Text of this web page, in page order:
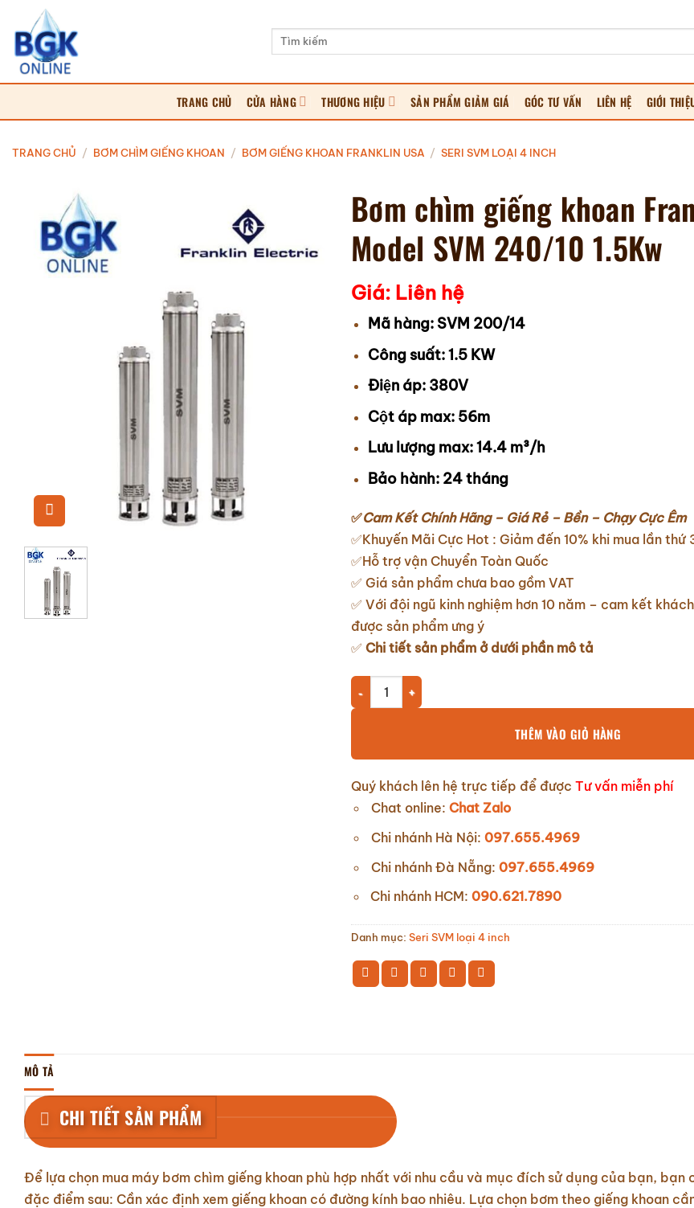
qua
nội
dung
Tìm
TRANG CHỦ CỬA HÀNG THƯƠNG HIỆU SẢN PHẨM GIẢM GIÁ GÓC TƯ VẤN LIÊN HỆ GIỚI
TRANG CHỦ / BƠM CHÌM GIẾNG KHOAN / BƠM GIẾNG KHOAN FRANKLIN USA / SERI SVM LOẠI 4 INCH
Bơm chìm giếng khoan
Model SVM 240/10 1.5Kw
Giá: Liên hệ
Mã hàng: SVM 200/14
Công suất: 1.5 KW
Điện áp: 380V
Cột áp max: 56m
Lưu lượng max: 14.4 m³/h
Bảo hành: 24 tháng
✅Cam Kết Chính Hãng – Giá Rẻ – Bền – Chạy Cực Êm
✅Khuyến Mãi Cực Hot : Giảm đến 10% khi mua lần thứ
✅Hỗ trợ vận Chuyển Toàn Quốc
✅ Giá sản phẩm chưa bao gồm VAT
✅ Với đội ngũ kinh nghiệm hơn 10 năm – cam kết
được sản phẩm ưng ý
✅Chi tiết sản phẩm ở dưới phần mô tả
Bơm chìm giếng khoan Franklin Model SVM 240/10 1.5Kw số
THÊM VÀO GIỎ HÀNG
Quý khách lên hệ trực tiếp để đượcTư vấn miễn phí
Chat online: Chat Zalo
Chi nhánh Hà Nội: 097.655.4969
Chi nhánh Đà Nẵng: 097.655.4969
Chi nhánh HCM: 090.621.7890
Danh mục:Seri SVM loại 4 inch
MÔ TẢ
CHI TIẾT SẢN PHẨM
Để lựa chọn mua máy bơm chìm giếng khoan phù hợp nhất với nhu cầu và mục đích sử dụng của bạn, bạn
đặc điểm sau: Cần xác định xem giếng khoan có đường kính bao nhiêu. Lựa chọn bơm theo giếng khoan